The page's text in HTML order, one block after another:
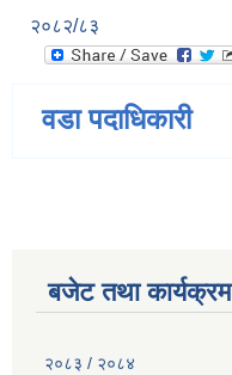
२०८२/८३
वडा पदाधिकारी
बजेट तथा कार्यक्रम
२०८३ / २०८४